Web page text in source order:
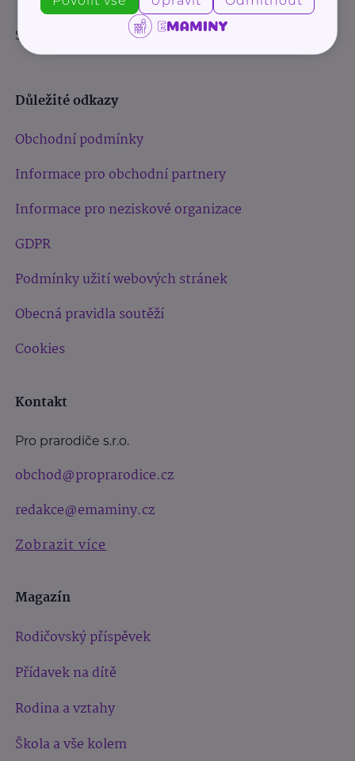
Sledujte nás:
Důležité odkazy
Obchodní podmínky
Informace pro obchodní partnery
Informace pro neziskové organizace
GDPR
Podmínky užití webových stránek
Obecná pravidla soutěží
Cookies
Kontakt
Pro prarodiče s.r.o.
obchod@proprarodice.cz
redakce@emaminy.cz
Zobrazit více
Magazín
Rodičovský příspěvek
Přídavek na dítě
Rodina a vztahy
Škola a vše kolem